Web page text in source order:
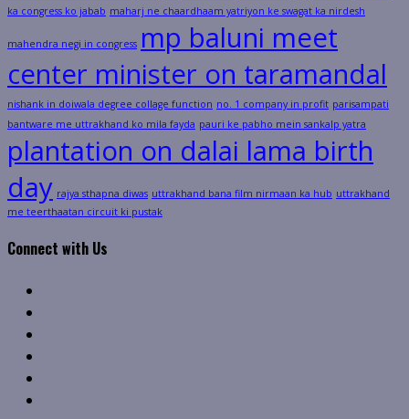
ka congress ko jabab maharj ne chaardhaam yatriyon ke swagat ka nirdesh
mahendra negi in congress mp baluni meet
center minister on taramandal
nishank in doiwala degree collage function no. 1 company in profit parisampati
bantware me uttrakhand ko mila fayda pauri ke pabho mein sankalp yatra
plantation on dalai lama birth
day rajya sthapna diwas uttrakhand bana film nirmaan ka hub uttrakhand
me teerthaatan circuit ki pustak
Connect with Us